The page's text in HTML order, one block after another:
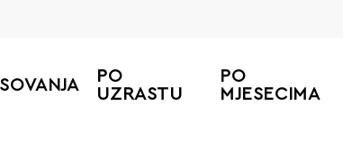
PO
UZRASTU
PO
MJESECIMA